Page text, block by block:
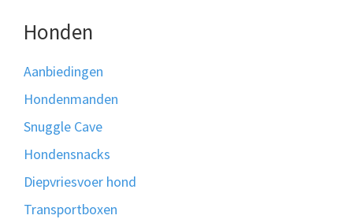
Honden
Aanbiedingen
Hondenmanden
Snuggle Cave
Hondensnacks
Diepvriesvoer hond
Transportboxen